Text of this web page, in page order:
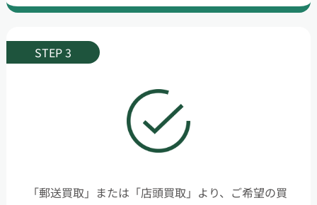
STEP 3
「郵送買取」または「店頭買取」より、ご希望の買